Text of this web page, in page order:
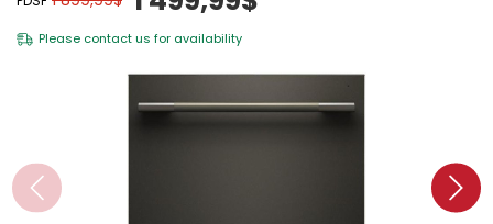
Please contact us for availability